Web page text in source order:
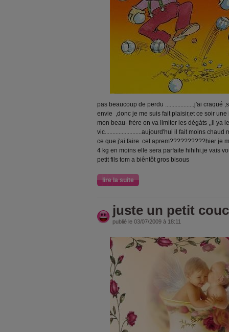
pas beaucoup de perdu ...................j'ai craqué
envie ,donc je me suis fait plaisir,et ce soir
mon beau- frère on va limiter les dégàts ,,il ya
vic........................aujourd'hui il fait moins
ce que j'ai faire cet aprem??????????hier je
4 kg en moins elle sera parfaite hihihi.je vais
petit fils tom a biêntôt gros bisous
lire la suite
juste un petit
publié le 03/07/2009 à 18:11